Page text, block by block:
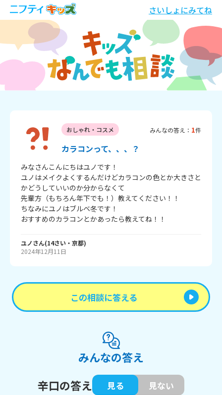
さいしょにみてね
おしゃれ・コスメ みんなの答え： 1件
カラコンって、、、？
みなさんこんにちはユノです！
ユノはメイクよくするんだけどカラコンの色とか大きさと
かどうしていいのか分からなくて
先輩方（もちろん年下でも！）教えてください！！
ちなみにユノはブルベ冬です！
おすすめのカラコンとかあったら教えてね！！
ユノさん(14さい・ 京都)
2024年12月11日
この相談に答える
みんなの答え
辛口の答え
見る 見ない